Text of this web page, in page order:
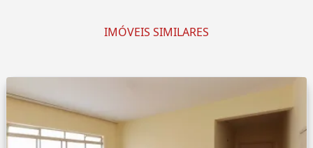
IMÓVEIS SIMILARES